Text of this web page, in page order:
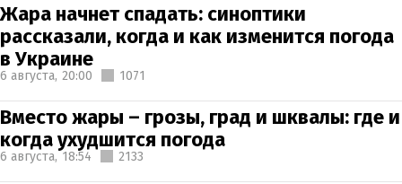
Жара начнет спадать: синоптики
рассказали, когда и как изменится погода
в Украине
6 августа, 20:00 1071
Вместо жары – грозы, град и шквалы: где и
когда ухудшится погода
6 августа, 18:54 2133